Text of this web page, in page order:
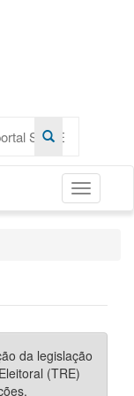
Toggle
da legislação
(TRE)